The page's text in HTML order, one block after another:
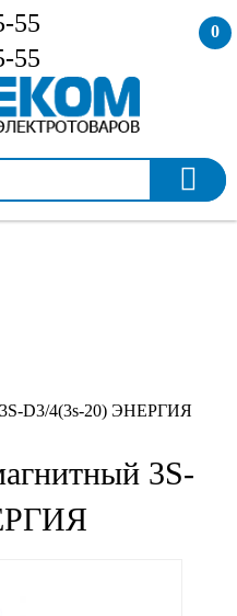
55
55
0
D3/4(3s-20) ЭНЕРГИЯ
3S-